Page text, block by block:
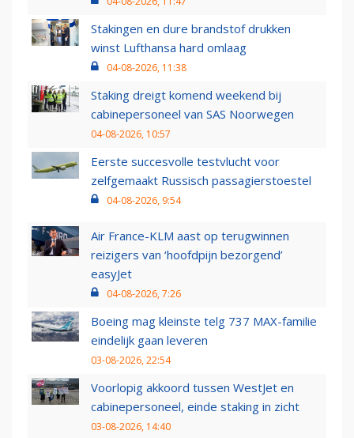
Stakingen en dure brandstof drukken
winst Lufthansa hard omlaag
04-08-2026, 11:38
Staking dreigt komend weekend bij
cabinepersoneel van SAS Noorwegen
04-08-2026, 10:57
Eerste succesvolle testvlucht voor
zelfgemaakt Russisch passagierstoestel
04-08-2026, 9:54
Air France-KLM aast op terugwinnen
reizigers van ‘hoofdpijn bezorgend’
easyJet
04-08-2026, 7:26
Boeing mag kleinste telg 737 MAX-familie
eindelijk gaan leveren
03-08-2026, 22:54
Voorlopig akkoord tussen WestJet en
cabinepersoneel, einde staking in zicht
03-08-2026, 14:40